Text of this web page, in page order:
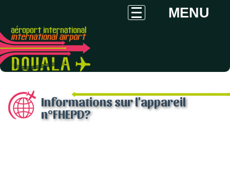
MENU
Informations sur l'appareil
n°FHEPD?